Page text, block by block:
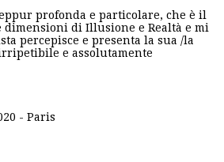
profonda e particolare, che è il
dimensioni di Illusione e Realtà e mi
percepisce e presenta la sua /la
e assolutamente